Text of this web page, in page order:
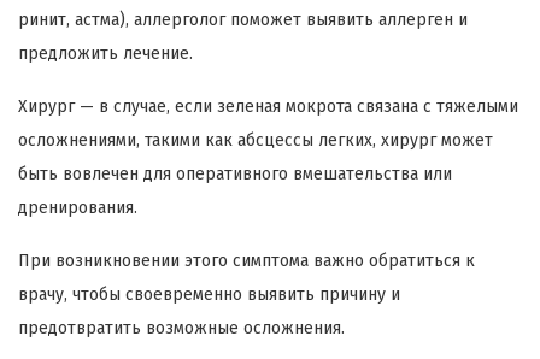
ринит, астма), аллерголог поможет выявить аллерген и
предложить лечение.
Хирург — в случае, если зеленая мокрота связана с тяжелыми
осложнениями, такими как абсцессы легких, хирург может
быть вовлечен для оперативного вмешательства или
дренирования.
При возникновении этого симптома важно обратиться к
врачу, чтобы своевременно выявить причину и
предотвратить возможные осложнения.